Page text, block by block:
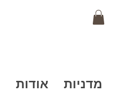
אודות מדניות